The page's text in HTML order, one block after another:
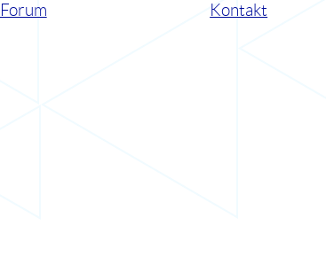
Forum Kontakt